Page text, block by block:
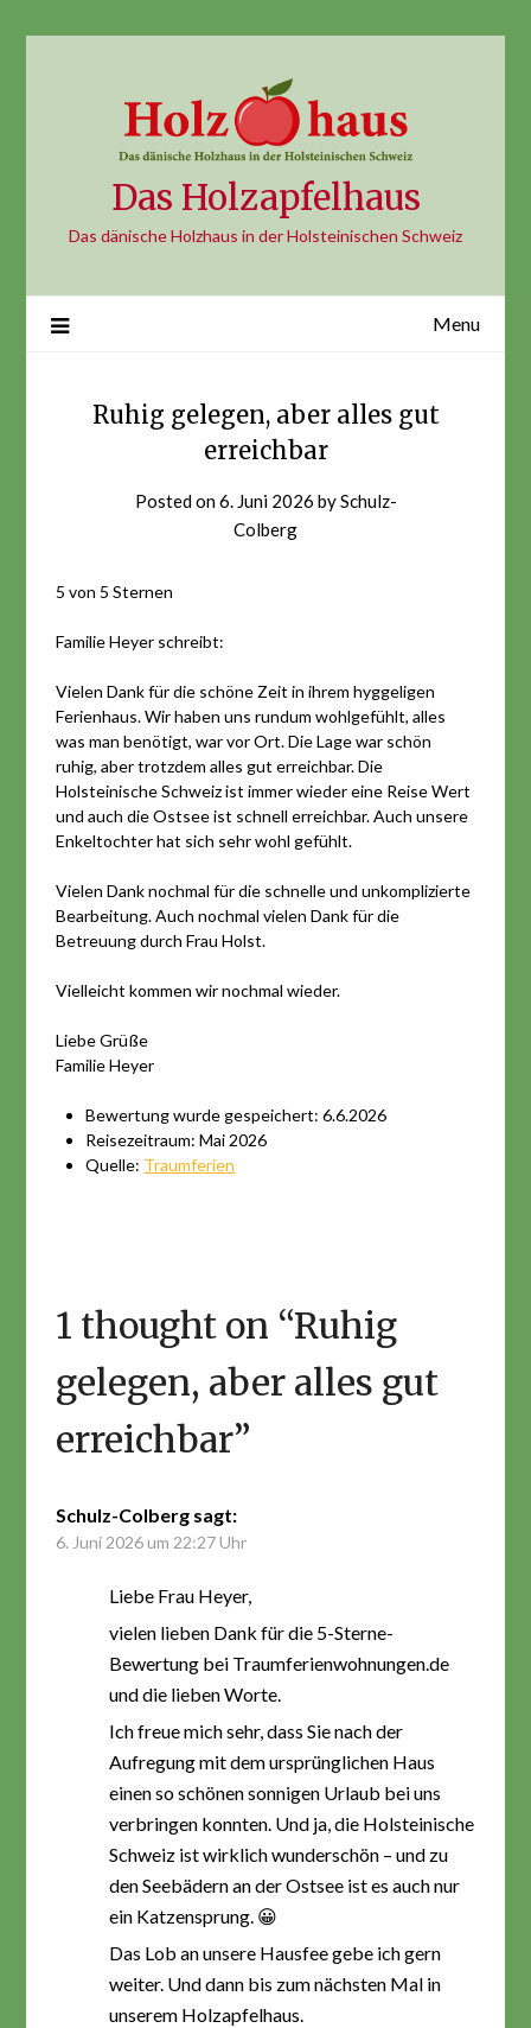
Das Holzapfelhaus
Das dänische Holzhaus in der Holsteinischen Schweiz
Menu
Ruhig gelegen, aber alles gut
erreichbar
Posted on6. Juni 2026 bySchulz-
Colberg
5 von 5 Sternen
Familie Heyer schreibt:
Vielen Dank für die schöne Zeit in ihrem hyggeligen
Ferienhaus. Wir haben uns rundum wohlgefühlt, alles
was man benötigt, war vor Ort. Die Lage war schön
ruhig, aber trotzdem alles gut erreichbar. Die
Holsteinische Schweiz ist immer wieder eine Reise Wert
und auch die Ostsee ist schnell erreichbar. Auch unsere
Enkeltochter hat sich sehr wohl gefühlt.
Vielen Dank nochmal für die schnelle und unkomplizierte
Bearbeitung. Auch nochmal vielen Dank für die
Betreuung durch Frau Holst.
Vielleicht kommen wir nochmal wieder.
Liebe Grüße
Familie Heyer
Bewertung wurde gespeichert: 6.6.2026
Reisezeitraum: Mai 2026
Quelle: Traumferien
1 thought on “Ruhig
gelegen, aber alles gut
erreichbar”
Schulz-Colberg sagt:
6. Juni 2026 um 22:27 Uhr
Liebe Frau Heyer,
vielen lieben Dank für die 5-Sterne-
Bewertung bei Traumferienwohnungen.de
und die lieben Worte.
Ich freue mich sehr, dass Sie nach der
Aufregung mit dem ursprünglichen Haus
einen so schönen sonnigen Urlaub bei uns
verbringen konnten. Und ja, die Holsteinische
Schweiz ist wirklich wunderschön – und zu
den Seebädern an der Ostsee ist es auch nur
ein Katzensprung. 😀
Das Lob an unsere Hausfee gebe ich gern
weiter. Und dann bis zum nächsten Mal in
unserem Holzapfelhaus.